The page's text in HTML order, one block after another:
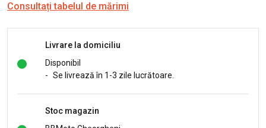
Consultați tabelul de mărimi
Livrare la domiciliu
Disponibil
- Se livrează în 1-3 zile lucrătoare.
Stoc magazin